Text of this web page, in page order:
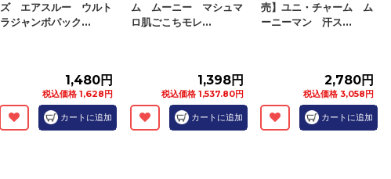
ズ エアスルー ウルト
ラジャンボパック...
1,480円
税込価格 1,628円
カートに追加
ム ムーニー マシュマ
ロ肌ごこちモレ...
1,398円
税込価格 1,537.80円
カートに追加
売】ユニ・チャーム ム
ーニーマン 汗ス...
2,780円
税込価格 3,058円
カートに追加